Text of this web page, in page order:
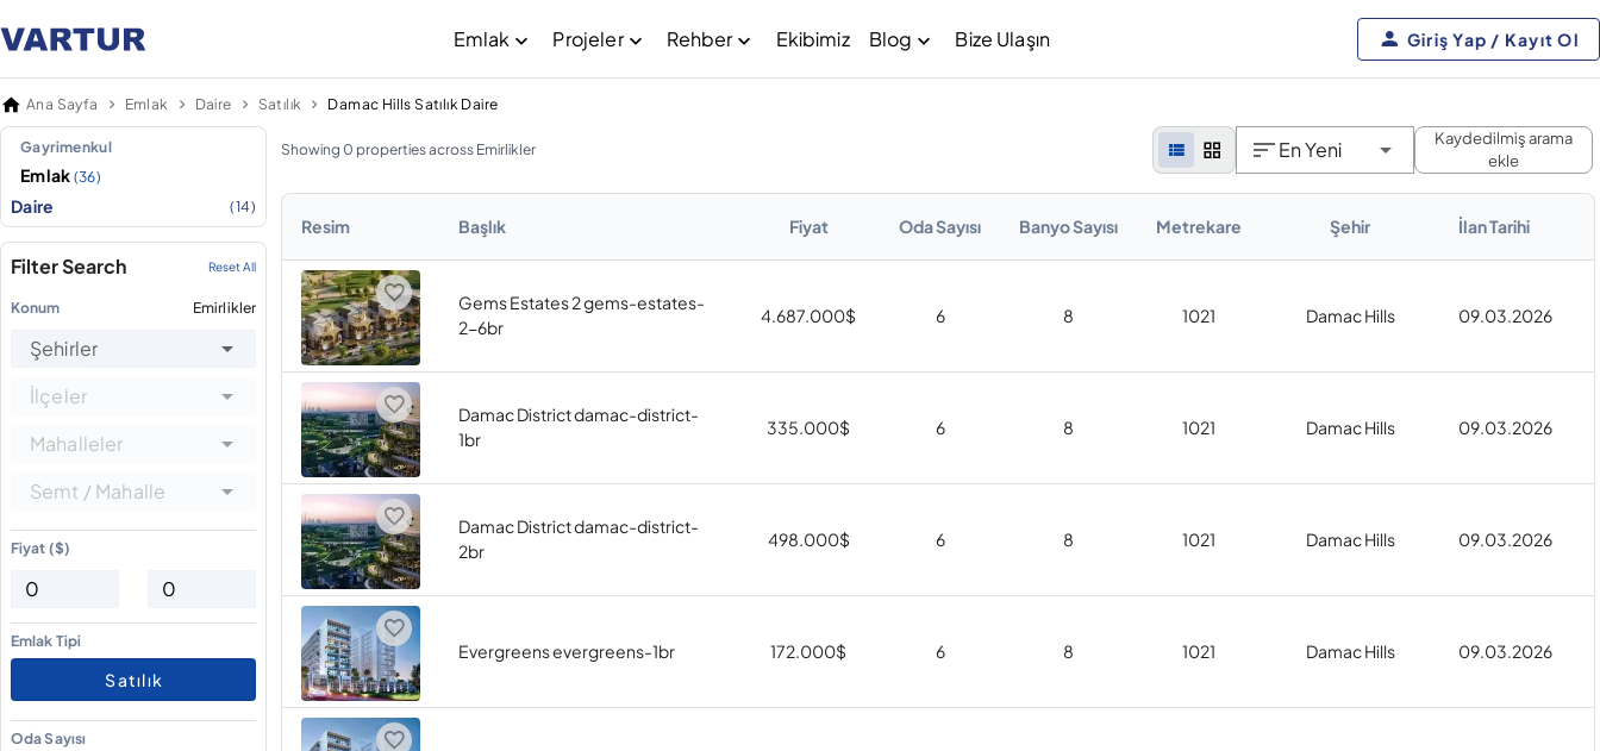
Emlak Projeler Rehber Ekibimiz Blog Bize Ulaşın Giriş Yap / Kayıt Ol
Ana Sayfa Emlak Daire Satılık Damac Hills Satılık Daire
Gayrimenkul
Emlak (36)
Daire (14)
Filter Search Reset All
Konum Emirlikler
Şehirler
İlçeler
Mahalleler
Semt / Mahalle
Fiyat ($)
Emlak Tipi
Satılık
Oda Sayısı
Showing 0 properties across Emirlikler En Yeni
Kaydedilmiş arama
ekle
Resim Başlık Fiyat Oda Sayısı Banyo Sayısı Metrekare Şehir İlan Tarihi
Gems Estates 2 gems-estates-
2-6br
4.687.000$ 6 8 1021 Damac Hills 09.03.2026
Damac District damac-district-
1br
335.000$ 6 8 1021 Damac Hills 09.03.2026
Damac District damac-district-
2br
498.000$ 6 8 1021 Damac Hills 09.03.2026
Evergreens evergreens-1br 172.000$ 6 8 1021 Damac Hills 09.03.2026